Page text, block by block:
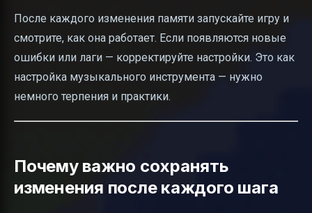
После каждого изменения памяти запускайте игру и
смотрите, как она работает. Если появляются новые
ошибки или лаги — корректируйте настройки. Это как
настройка музыкального инструмента — нужно
немного терпения и практики.
Почему важно сохранять
изменения после каждого шага